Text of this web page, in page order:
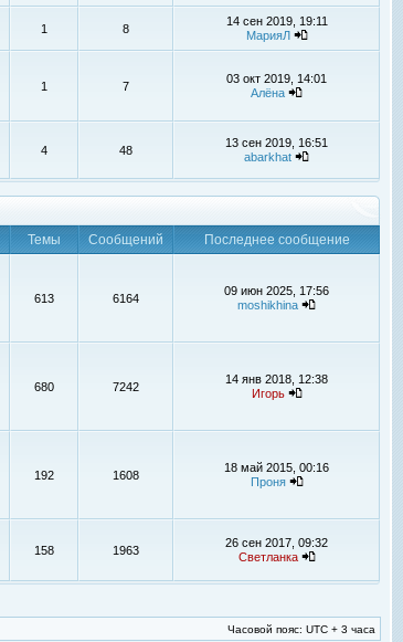
1 8
14 сен 2019, 19:11
МарияЛ
1 7
03 окт 2019, 14:01
Алёна
4 48
13 сен 2019, 16:51
abarkhat
Темы Сообщений
Последнее сообщение
613 6164
09 июн 2025, 17:56
moshikhina
680 7242
14 янв 2018, 12:38
Игорь
192 1608
18 май 2015, 00:16
Проня
158 1963
26 сен 2017, 09:32
Светланка
Часовой пояс: UTC + 3 часа